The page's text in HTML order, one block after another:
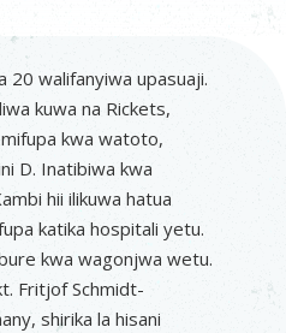
20 walifanyiwa upasuaji.
kuwa na Rickets,
mifupa kwa watoto,
D. Inatibiwa kwa
hii ilikuwa hatua
katika hospitali yetu.
kwa wagonjwa wetu.
Fritjof Schmidt-
shirika la hisani